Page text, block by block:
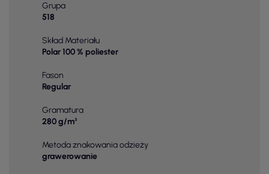
Grupa
518
Skład Materiału
Polar 100 % poliester
Fason
Regular
Gramatura
280 g/m²
Metoda znakowania odzieży
grawerowanie